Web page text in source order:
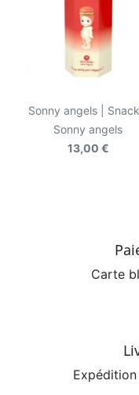
Sonny angels |
Sonny angels
13,00 €
Carte